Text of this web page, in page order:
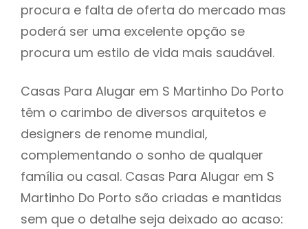
procura e falta de oferta do mercado mas
poderá ser uma excelente opção se
procura um estilo de vida mais saudável.
Casas Para Alugar em S Martinho Do Porto
têm o carimbo de diversos arquitetos e
designers de renome mundial,
complementando o sonho de qualquer
família ou casal. Casas Para Alugar em S
Martinho Do Porto são criadas e mantidas
sem que o detalhe seja deixado ao acaso: